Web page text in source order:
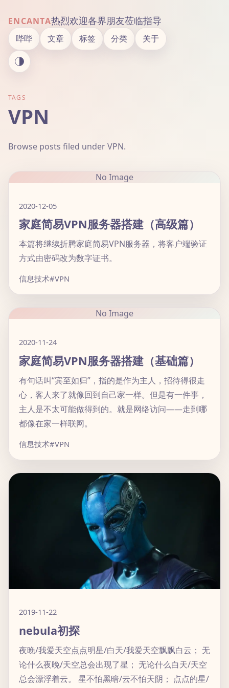
ENCANTA热烈欢迎各界朋友莅临指导
哔哔 文章 标签 分类 关于
TAGS
VPN
Browse posts filed under VPN.
No Image
2020-12-05
家庭简易VPN服务器搭建（高级篇）
本篇将继续折腾家庭简易VPN服务器，将客户端验证
方式由密码改为数字证书。
信息技术#VPN
No Image
2020-11-24
家庭简易VPN服务器搭建（基础篇）
有句话叫“宾至如归”，指的是作为主人，招待得很走
心，客人来了就像回到自己家一样。但是有一件事，
主人是不太可能做得到的。就是网络访问——走到哪
都像在家一样联网。
信息技术#VPN
2019-11-22
nebula初探
夜晚/我爱天空点点明星/白天/我爱天空飘飘白云； 无
论什么夜晚/天空总会出现了星； 无论什么白天/天空
总会漂浮着云。 星不怕黑暗/云不怕天阴； 点点的星/